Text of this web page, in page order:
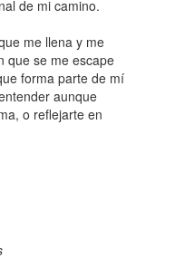
de mi camino.
me llena y me
que se me escape
forma parte de mí
aunque
o reflejarte en